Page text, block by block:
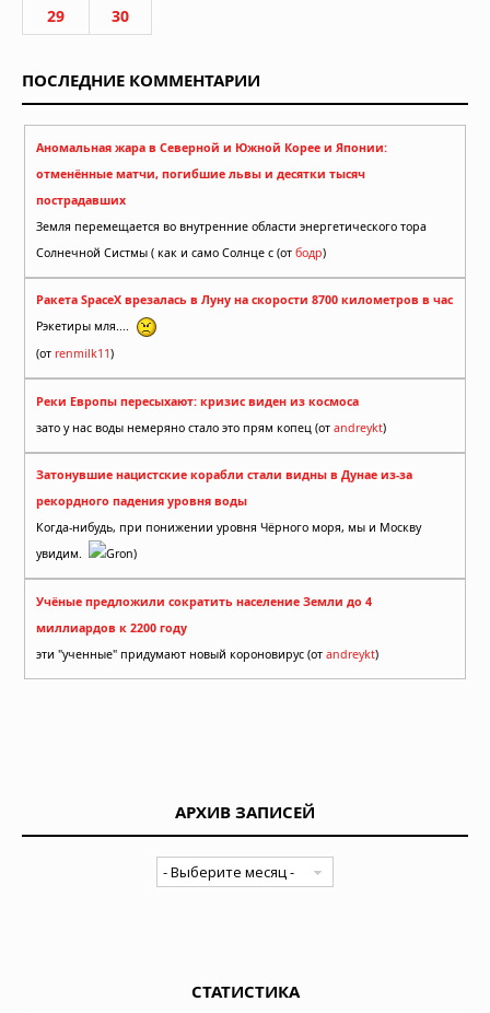
29
30
ПОСЛЕДНИЕ КОММЕНТАРИИ
Аномальная жара в Северной и Южной Корее и Японии:
отменённые матчи, погибшие львы и десятки тысяч
пострадавших
Земля перемещается во внутренние области энергетического тора
Солнечной Систмы ( как и само Солнце с (от бодр)
Ракета SpaceX врезалась в Луну на скорости 8700 километров в час
Рэкетиры мля....
(от renmilk11)
Реки Европы пересыхают: кризис виден из космоса
зато у нас воды немеряно стало это прям копец (от andreykt)
Затонувшие нацистские корабли стали видны в Дунае из-за
рекордного падения уровня воды
Когда-нибудь, при понижении уровня Чёрного моря, мы и Москву
увидим.
Gron)
Учёные предложили сократить население Земли до 4
миллиардов к 2200 году
эти "ученные" придумают новый короновирус (от andreykt)
АРХИВ ЗАПИСЕЙ
СТАТИСТИКА